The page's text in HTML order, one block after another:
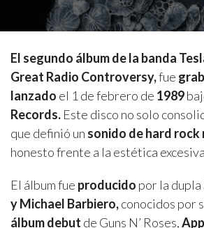
El segundo álbum de la banda
Great Radio Controversy,fue
lanzado el 1 de febrero de 1989
Records. Este disco no solo
que definió un sonido de hard rock
honesto frente a la estética
El álbum fue producido por la dupla
y Michael Barbiero,conocidos por
álbum debut de Guns N’ Roses,